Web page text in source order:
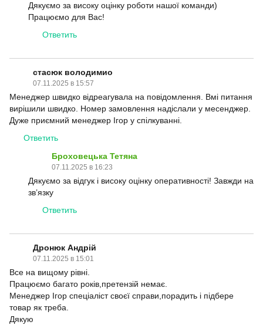
Дякуємо за високу оцінку роботи нашої команди)
Працюємо для Вас!
Ответить
стасюк володимио
07.11.2025 в 15:57
Менеджер швидко відреагувала на повідомлення. Вмі питання
вирішили швидко. Номер замовлення надіслали у месенджер.
Дуже приємний менеджер Ігор у спілкуванні.
Ответить
Броховецька Тетяна
07.11.2025 в 16:23
Дякуємо за відгук і високу оцінку оперативності! Завжди на
зв’язку
Ответить
Дронюк Андрій
07.11.2025 в 15:01
Все на вищому рівні.
Працюємо багато років,претензій немає.
Менеджер Ігор спеціаліст своєї справи,порадить і підбере
товар як треба.
Дякую